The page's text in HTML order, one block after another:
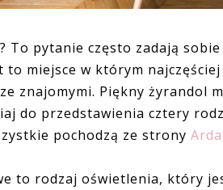
To pytanie często zadają
miejsce w którym najczęściej
znajomymi. Piękny żyrandol
do przedstawienia cztery
pochodzą ze strony
to rodzaj oświetlenia, który